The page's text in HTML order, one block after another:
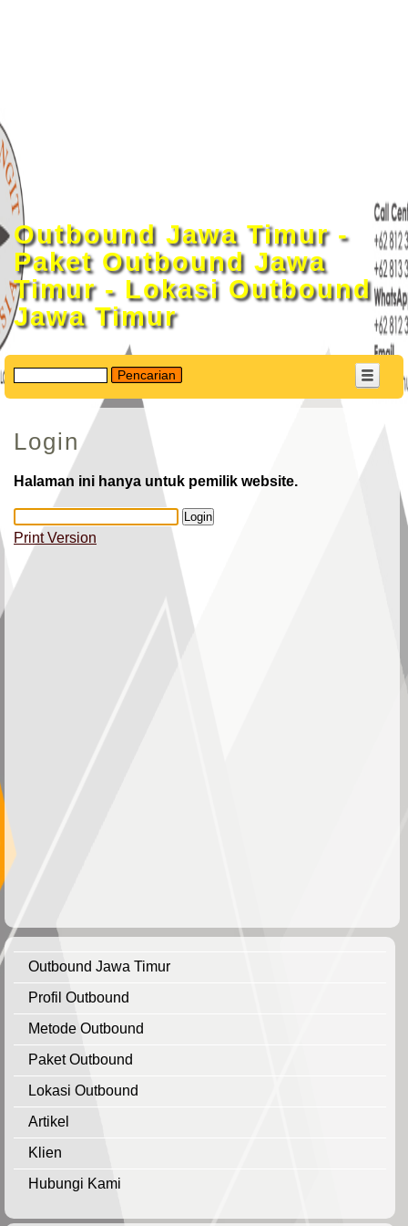
Outbound Jawa Timur -
Paket Outbound Jawa
Timur - Lokasi Outbound
Jawa Timur
Login
Halaman ini hanya untuk pemilik website.
Print Version
Outbound Jawa Timur
Profil Outbound
Metode Outbound
Paket Outbound
Lokasi Outbound
Artikel
Klien
Hubungi Kami